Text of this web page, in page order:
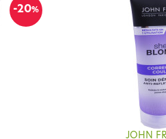
-20%
JOHN